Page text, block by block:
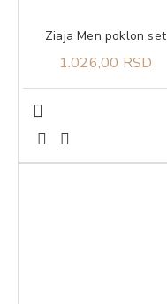
Ziaja Men poklon set
1.026,00 RSD